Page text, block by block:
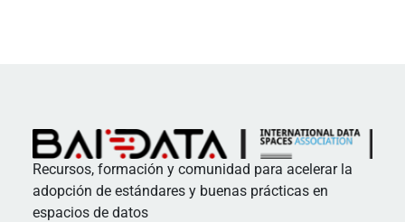
Recursos, formación y comunidad para acelerar la
adopción de estándares y buenas prácticas en
espacios de datos